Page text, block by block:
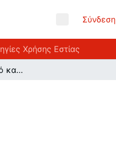
Σύνδεση
Οδηγίες Χρήσης
Εστίας